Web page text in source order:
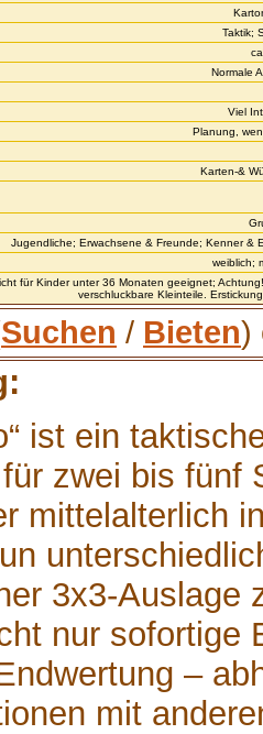
Taktik;
Normale
Viel
Planung,
Karten-&
Jugendliche; Erwachsene & Freunde; Kenner &
weiblich;
für Kinder unter 36 Monaten geeignet;
verschluckbare Kleinteile.
Suchen / Bieten)
ist ein
zwei bis fünf
mittelalterlich
3x3-Auslage
nur sofortige
–
mit